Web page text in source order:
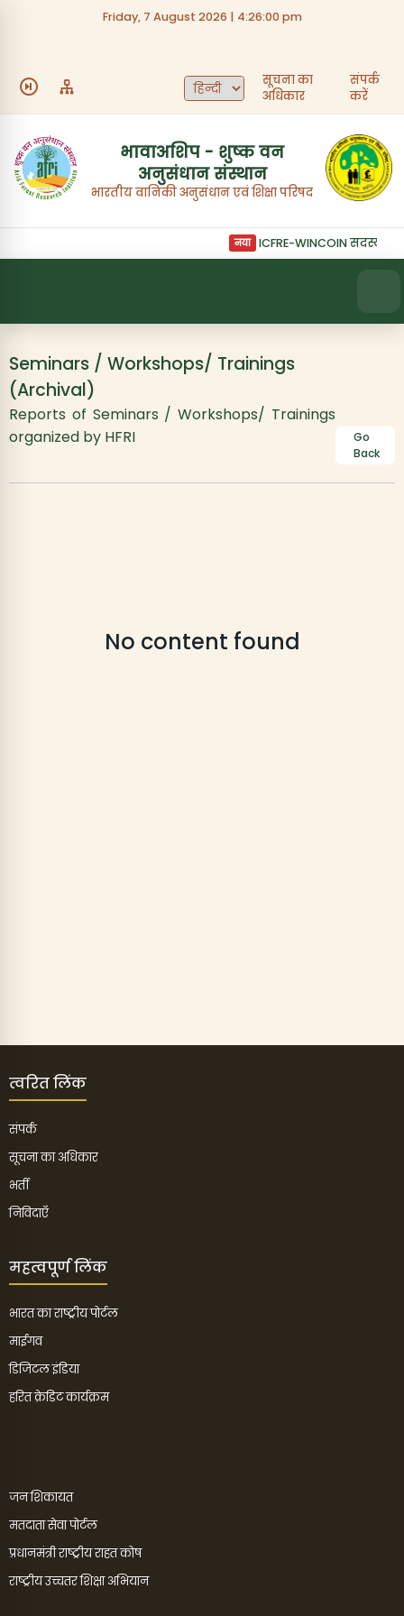
Friday, 7 August 2026 | 4:26:00 pm
सूचना का
अधिकार
संपर्क
करें
भावाअशिप - शुष्क वन
अनुसंधान संस्थान
भारतीय वानिकी अनुसंधान एवं शिक्षा परिषद
हमारे बारे में भर्ती
निविदाएँ फोटो गैलरी
संस्थान का अधिदेश संपर्क करें
नया ICFRE-WINCOIN
Seminars / Workshops/ Trainings
(Archival)
Reports of Seminars / Workshops/ Trainings
organized by HFRI
Go
Back
No content found
त्वरित लिंक
संपर्क
सूचना का अधिकार
भर्ती
निविदाएँ
महत्वपूर्ण लिंक
भारत का राष्ट्रीय पोर्टल
माईगव
डिजिटल इंडिया
हरित क्रेडिट कार्यक्रम
जन शिकायत
मतदाता सेवा पोर्टल
प्रधानमंत्री राष्ट्रीय राहत कोष
राष्ट्रीय उच्चतर शिक्षा अभियान